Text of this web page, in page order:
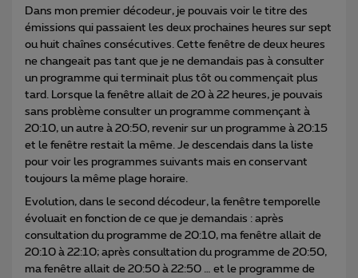
Dans mon premier décodeur, je pouvais voir le titre des
émissions qui passaient les deux prochaines heures sur sept
ou huit chaînes consécutives. Cette fenêtre de deux heures
ne changeait pas tant que je ne demandais pas à consulter
un programme qui terminait plus tôt ou commençait plus
tard. Lorsque la fenêtre allait de 20 à 22 heures, je pouvais
sans problème consulter un programme commençant à
20:10, un autre à 20:50, revenir sur un programme à 20:15
et le fenêtre restait la même. Je descendais dans la liste
pour voir les programmes suivants mais en conservant
toujours la même plage horaire.
Evolution, dans le second décodeur, la fenêtre temporelle
évoluait en fonction de ce que je demandais : après
consultation du programme de 20:10, ma fenêtre allait de
20:10 à 22:10; après consultation du programme de 20:50,
ma fenêtre allait de 20:50 à 22:50 … et le programme de